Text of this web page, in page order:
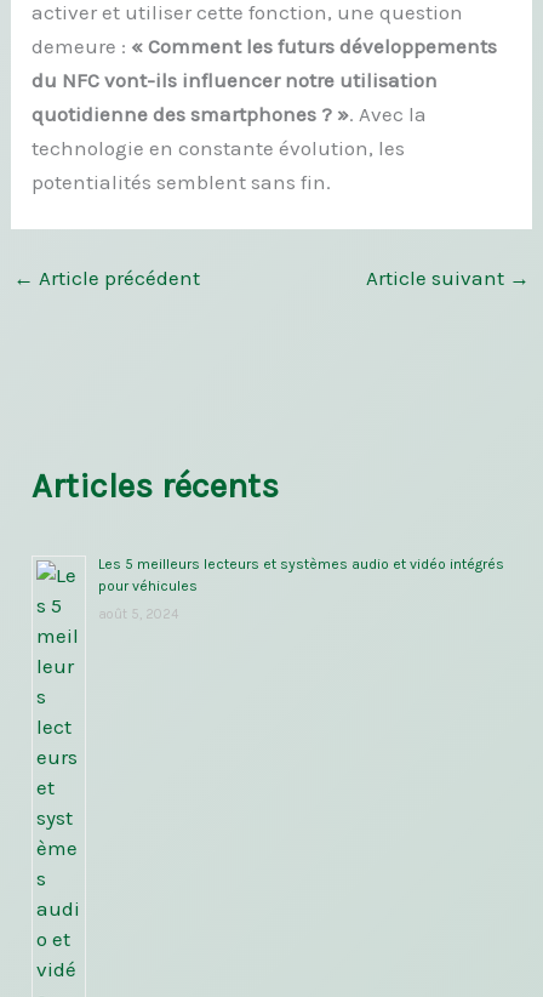
activer et utiliser cette fonction, une question
demeure : « Comment les futurs développements
du NFC vont-ils influencer notre utilisation
quotidienne des smartphones ? ». Avec la
technologie en constante évolution, les
potentialités semblent sans fin.
← Article précédent Article suivant →
Articles récents
Les 5 meilleurs lecteurs et systèmes audio et vidéo intégrés
pour véhicules
août 5, 2024